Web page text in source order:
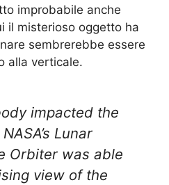
improbabile anche
il misterioso oggetto ha
sembrerebbe essere
alla verticale.
impacted the
Lunar
Orbiter was able
view of the